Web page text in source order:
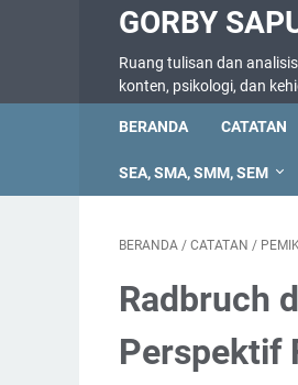
GORBY
Ruang tulisan dan
konten, psikologi, dan
BERANDA CATATAN
SEA, SMA, SMM, SEM
BERANDA / CATATAN /
Radbruch
Perspektif